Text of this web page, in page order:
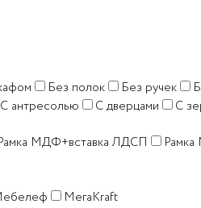
Без полок Без ручек
С антресолью С дверцами С
МДФ+вставка ЛДСП
МегаKraft